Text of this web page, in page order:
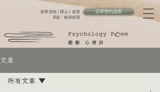
提供通訊（線上）諮商
英語、俄語諮商
立即預約諮商
文章
所有文章